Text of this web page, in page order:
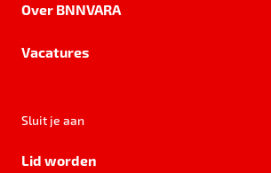
Over BNNVARA
Vacatures
Sluit je aan
Lid worden